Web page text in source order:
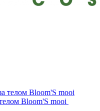
Bloom'S mooi